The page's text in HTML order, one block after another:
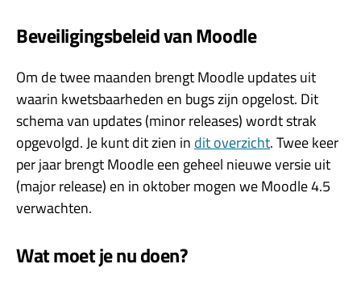
Beveiligingsbeleid van Moodle
Om de twee maanden brengt Moodle updates uit
waarin kwetsbaarheden en bugs zijn opgelost. Dit
schema van updates (minor releases) wordt strak
opgevolgd. Je kunt dit zien in dit overzicht. Twee keer
per jaar brengt Moodle een geheel nieuwe versie uit
(major release) en in oktober mogen we Moodle 4.5
verwachten.
Wat moet je nu doen?